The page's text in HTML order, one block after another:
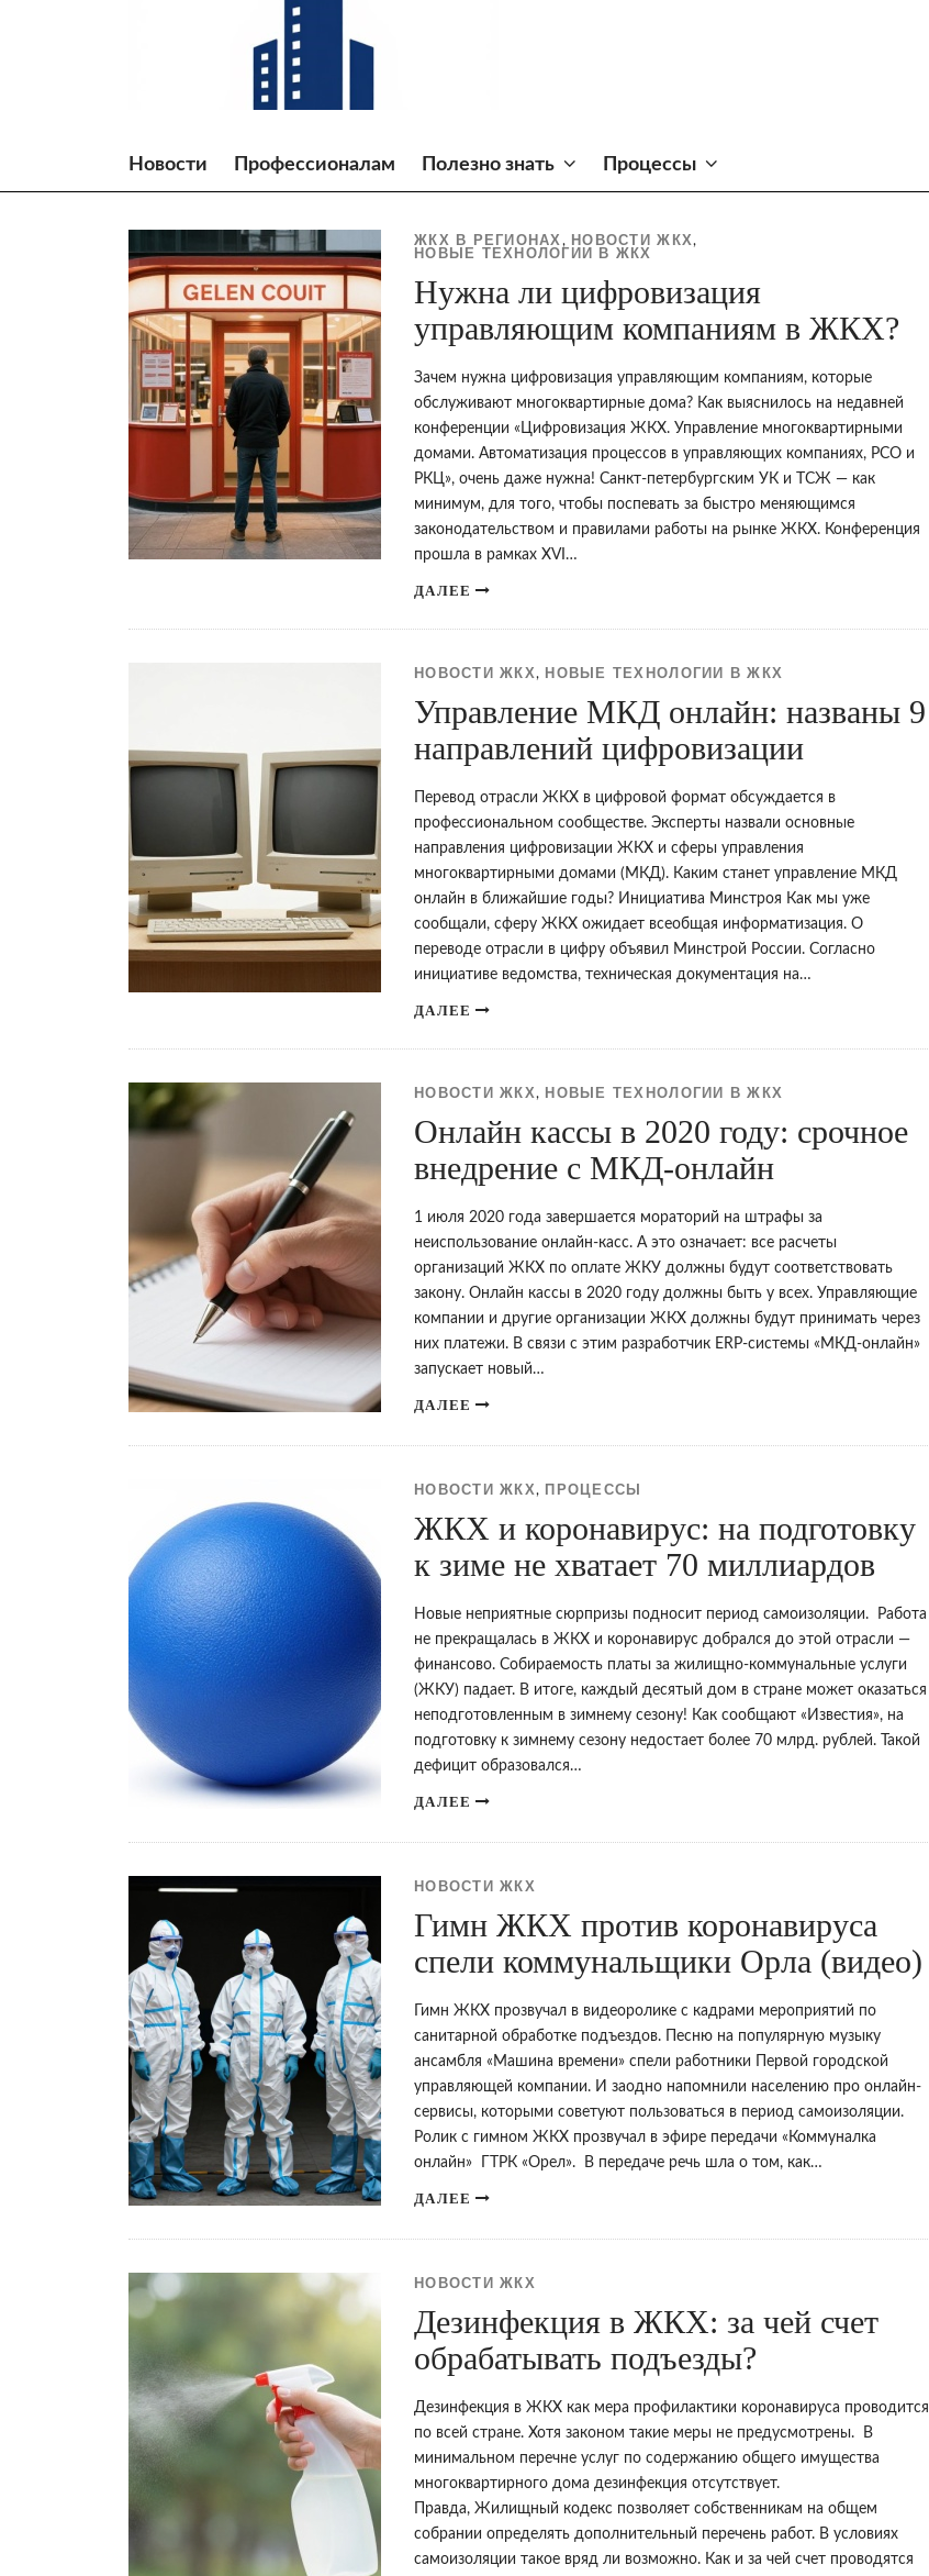
Новости Профессионалам Полезно знать Процессы
ЖКХ В РЕГИОНАХ, НОВОСТИ ЖКХ,
НОВЫЕ ТЕХНОЛОГИИ В ЖКХ
Нужна ли цифровизация
управляющим компаниям в ЖКХ?
Зачем нужна цифровизация управляющим компаниям, которые
обслуживают многоквартирные дома? Как выяснилось на недавней
конференции «Цифровизация ЖКХ. Управление многоквартирными
домами. Автоматизация процессов в управляющих компаниях, РСО и
РКЦ», очень даже нужна! Санкт-петербургским УК и ТСЖ — как
минимум, для того, чтобы поспевать за быстро меняющимся
законодательством и правилами работы на рынке ЖКХ. Конференция
прошла в рамках XVI…
ДАЛЕЕ
НОВОСТИ ЖКХ, НОВЫЕ ТЕХНОЛОГИИ В ЖКХ
Управление МКД онлайн: названы 9
направлений цифровизации
Перевод отрасли ЖКХ в цифровой формат обсуждается в
профессиональном сообществе. Эксперты назвали основные
направления цифровизации ЖКХ и сферы управления
многоквартирными домами (МКД). Каким станет управление МКД
онлайн в ближайшие годы? Инициатива Минстроя Как мы уже
сообщали, сферу ЖКХ ожидает всеобщая информатизация. О
переводе отрасли в цифру объявил Минстрой России. Согласно
инициативе ведомства, техническая документация на…
ДАЛЕЕ
НОВОСТИ ЖКХ, НОВЫЕ ТЕХНОЛОГИИ В ЖКХ
Онлайн кассы в 2020 году: срочное
внедрение с МКД-онлайн
1 июля 2020 года завершается мораторий на штрафы за
неиспользование онлайн-касс. А это означает: все расчеты
организаций ЖКХ по оплате ЖКУ должны будут соответствовать
закону. Онлайн кассы в 2020 году должны быть у всех. Управляющие
компании и другие организации ЖКХ должны будут принимать через
них платежи. В связи с этим разработчик ERP-системы «МКД-онлайн»
запускает новый…
ДАЛЕЕ
НОВОСТИ ЖКХ, ПРОЦЕССЫ
ЖКХ и коронавирус: на подготовку
к зиме не хватает 70 миллиардов
Новые неприятные сюрпризы подносит период самоизоляции. Работа
не прекращалась в ЖКХ и коронавирус добрался до этой отрасли —
финансово. Собираемость платы за жилищно-коммунальные услуги
(ЖКУ) падает. В итоге, каждый десятый дом в стране может оказаться
неподготовленным в зимнему сезону! Как сообщают «Известия», на
подготовку к зимнему сезону недостает более 70 млрд. рублей. Такой
дефицит образовался…
ДАЛЕЕ
НОВОСТИ ЖКХ
Гимн ЖКХ против коронавируса
спели коммунальщики Орла (видео)
Гимн ЖКХ прозвучал в видеоролике с кадрами мероприятий по
санитарной обработке подъездов. Песню на популярную музыку
ансамбля «Машина времени» спели работники Первой городской
управляющей компании. И заодно напомнили населению про онлайн-
сервисы, которыми советуют пользоваться в период самоизоляции.
Ролик с гимном ЖКХ прозвучал в эфире передачи «Коммуналка
онлайн» ГТРК «Орел». В передаче речь шла о том, как…
ДАЛЕЕ
НОВОСТИ ЖКХ
Дезинфекция в ЖКХ: за чей счет
обрабатывать подъезды?
Дезинфекция в ЖКХ как мера профилактики коронавируса проводится
по всей стране. Хотя законом такие меры не предусмотрены. В
минимальном перечне услуг по содержанию общего имущества
многоквартирного дома дезинфекция отсутствует.
Правда, Жилищный кодекс позволяет собственникам на общем
собрании определять дополнительный перечень работ. В условиях
самоизоляции такое вряд ли возможно. Как и за чей счет проводятся